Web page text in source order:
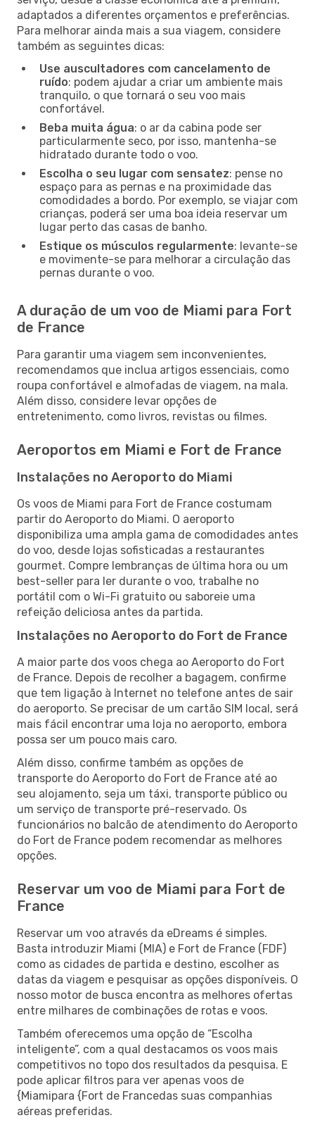
adaptados a diferentes orçamentos e preferências.
Para melhorar ainda mais a sua viagem, considere
também as seguintes dicas:
Use auscultadores com cancelamento de
ruído: podem ajudar a criar um ambiente mais
tranquilo, o que tornará o seu voo mais
confortável.
Beba muita água: o ar da cabina pode ser
particularmente seco, por isso, mantenha-se
hidratado durante todo o voo.
Escolha o seu lugar com sensatez: pense no
espaço para as pernas e na proximidade das
comodidades a bordo. Por exemplo, se viajar com
crianças, poderá ser uma boa ideia reservar um
lugar perto das casas de banho.
Estique os músculos regularmente: levante-se
e movimente-se para melhorar a circulação das
pernas durante o voo.
A duração de um voo de Miami para Fort
de France
Para garantir uma viagem sem inconvenientes,
recomendamos que inclua artigos essenciais, como
roupa confortável e almofadas de viagem, na mala.
Além disso, considere levar opções de
entretenimento, como livros, revistas ou filmes.
Aeroportos em Miami e Fort de France
Instalações no Aeroporto do Miami
Os voos de Miami para Fort de France costumam
partir do Aeroporto do Miami. O aeroporto
disponibiliza uma ampla gama de comodidades antes
do voo, desde lojas sofisticadas a restaurantes
gourmet. Compre lembranças de última hora ou um
best-seller para ler durante o voo, trabalhe no
portátil com o Wi-Fi gratuito ou saboreie uma
refeição deliciosa antes da partida.
Instalações no Aeroporto do Fort de France
A maior parte dos voos chega ao Aeroporto do Fort
de France. Depois de recolher a bagagem, confirme
que tem ligação à Internet no telefone antes de sair
do aeroporto. Se precisar de um cartão SIM local, será
mais fácil encontrar uma loja no aeroporto, embora
possa ser um pouco mais caro.
Além disso, confirme também as opções de
transporte do Aeroporto do Fort de France até ao
seu alojamento, seja um táxi, transporte público ou
um serviço de transporte pré-reservado. Os
funcionários no balcão de atendimento do Aeroporto
do Fort de France podem recomendar as melhores
opções.
Reservar um voo de Miami para Fort de
France
Reservar um voo através da eDreams é simples.
Basta introduzir Miami (MIA) e Fort de France (FDF)
como as cidades de partida e destino, escolher as
datas da viagem e pesquisar as opções disponíveis. O
nosso motor de busca encontra as melhores ofertas
entre milhares de combinações de rotas e voos.
Também oferecemos uma opção de “Escolha
inteligente”, com a qual destacamos os voos mais
competitivos no topo dos resultados da pesquisa. E
pode aplicar filtros para ver apenas voos de
{Miamipara {Fort de Francedas suas companhias
aéreas preferidas.